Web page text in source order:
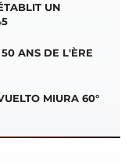
UN
ANS DE L'ÈRE
MIURA 60°